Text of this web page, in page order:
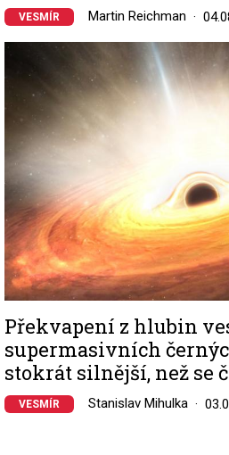
VESMÍR Martin Reichman
Image
Překvapení z hlubin
supermasivních
stokrát silnější, než se
VESMÍR Stanislav Mihulka